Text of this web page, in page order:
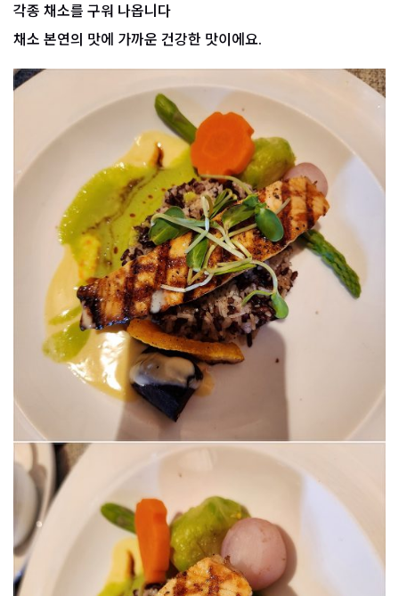
각종 채소를 구워 나옵니다
채소 본연의 맛에 가까운 건강한 맛이에요.